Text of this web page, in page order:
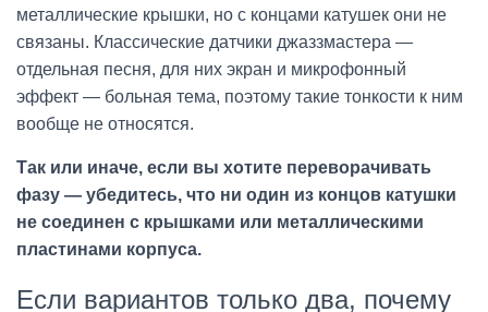
металлические крышки, но с концами катушек они не
связаны. Классические датчики джаззмастера —
отдельная песня, для них экран и микрофонный
эффект — больная тема, поэтому такие тонкости к ним
вообще не относятся.
Так или иначе, если вы хотите переворачивать
фазу — убедитесь, что ни один из концов катушки
не соединен с крышками или металлическими
пластинами корпуса.
Если вариантов только два, почему